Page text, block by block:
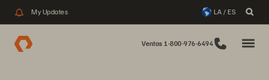
My Updates LA / ES
Ventas 1-800-976-6494